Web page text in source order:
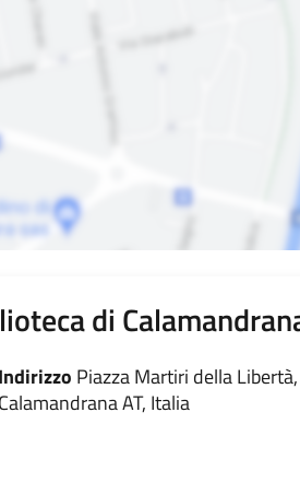
di
Indirizzo Piazza Martiri della
Calamandrana AT, Italia